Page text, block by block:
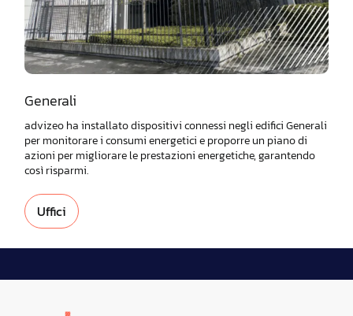
Generali
advizeo ha installato dispositivi connessi negli edifici Generali
per monitorare i consumi energetici e proporre un piano di
azioni per migliorare le prestazioni energetiche, garantendo
così risparmi.
Uffici